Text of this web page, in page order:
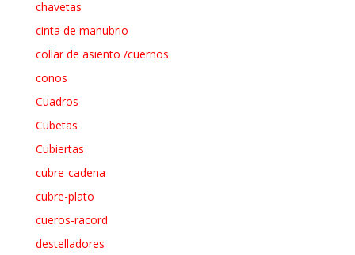
chavetas
cinta de manubrio
collar de asiento /cuernos
conos
Cuadros
Cubetas
Cubiertas
cubre-cadena
cubre-plato
cueros-racord
destelladores